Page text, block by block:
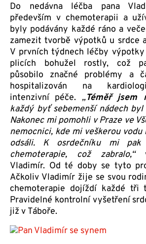
Do nedávna léčba pana
především v chemoterapii a
byly podávány každé ráno a
zamezit tvorbě výpotků u srdce
V prvních týdnech léčby
plicích bohužel rostly, což
působilo značné problémy a
hospitalizován na
intenzivní péče. „Téměř jsem
každý byť sebemenší nádech
Nakonec mi pomohli v Praze ve
nemocnici, kde mi veškerou
odsáli. K osrdečníku mi pak
chemoterapie, což zabralo,“
Vladimír. Od té doby se tyto
Ačkoliv Vladimír žije se svou
chemoterapie dojíždí každé tři
Pravidelné kontrolní vyšetření
již v Táboře.